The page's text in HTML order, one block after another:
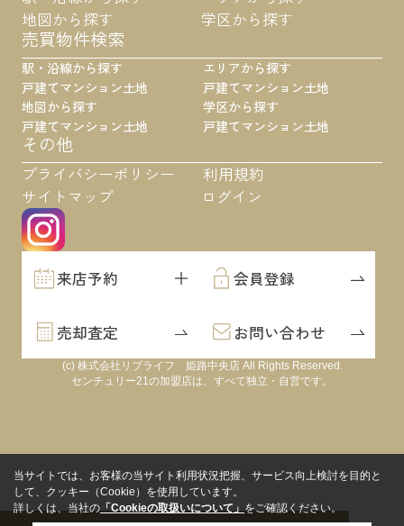
地図から探す
学区から探す
売買物件検索
駅・沿線から探す
戸建てマンション土地
地図から探す
戸建てマンション土地
エリアから探す
戸建てマンション土地
学区から探す
戸建てマンション土地
その他
プライバシーポリシー
利用規約
サイトマップ
ログイン
来店予約 会員登録
売却査定 お問い合わせ
(c) 株式会社リブライフ 姫路中央店 All Rights Reserved.
センチュリー21の加盟店は、すべて独立・自営です。
当サイトでは、お客様の当サイト利用状況把握、サービス向上検討を目的と
して、クッキー（Cookie）を使用しています。
詳しくは、当社の「Cookieの取扱いについて」をご確認ください。